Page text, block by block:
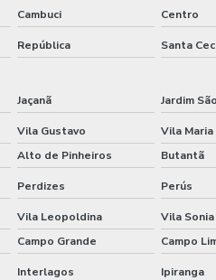
Cambuci Centro
República Santa
Jaçanã Jardim
Vila Gustavo Vila Maria
Alto de Pinheiros Butantã
Perdizes Perús
Vila Leopoldina
Vila Sonia
Campo Grande Campo
Interlagos Ipiranga